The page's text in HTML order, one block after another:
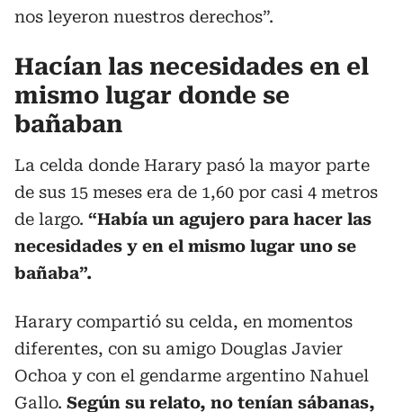
nos leyeron nuestros derechos”.
Hacían las necesidades en el
mismo lugar donde se
bañaban
La celda donde Harary pasó la mayor parte
de sus 15 meses era de 1,60 por casi 4 metros
de largo. “Había un agujero para hacer las
necesidades y en el mismo lugar uno se
bañaba”.
Harary compartió su celda, en momentos
diferentes, con su amigo Douglas Javier
Ochoa y con el gendarme argentino Nahuel
Gallo. Según su relato, no tenían sábanas,